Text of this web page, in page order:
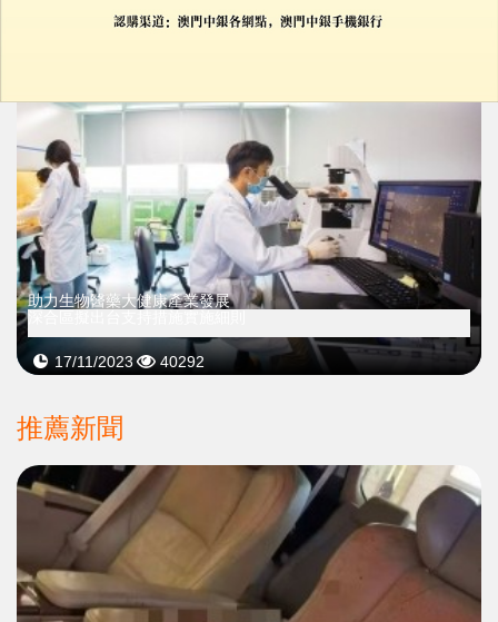
助力生物醫藥大健康產業發展
17/11/2023 40292
推薦新聞